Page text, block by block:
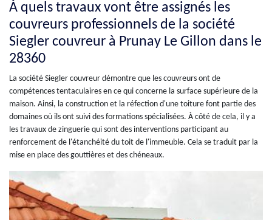
À quels travaux vont être assignés les
couvreurs professionnels de la société
Siegler couvreur à Prunay Le Gillon dans le
28360
La société Siegler couvreur démontre que les couvreurs ont de
compétences tentaculaires en ce qui concerne la surface supérieure de la
maison. Ainsi, la construction et la réfection d'une toiture font partie des
domaines où ils ont suivi des formations spécialisées. À côté de cela, il y a
les travaux de zinguerie qui sont des interventions participant au
renforcement de l'étanchéité du toit de l'immeuble. Cela se traduit par la
mise en place des gouttières et des chéneaux.